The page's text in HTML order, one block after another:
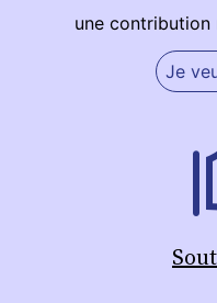
une contribution
Je